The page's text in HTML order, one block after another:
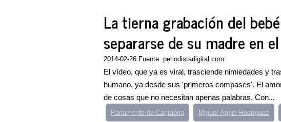
La tierna grabación del
separarse de su madre en
2014-02-26 Fuente: periodistadigital.com
El vídeo, que ya es viral, trasciende nimiedades y
humano, ya desde sus 'primeros compases'. El
de cosas que no necesitan apenas palabras. Con...
Parlamento de Cantabria Miguel Ángel Rodríguez